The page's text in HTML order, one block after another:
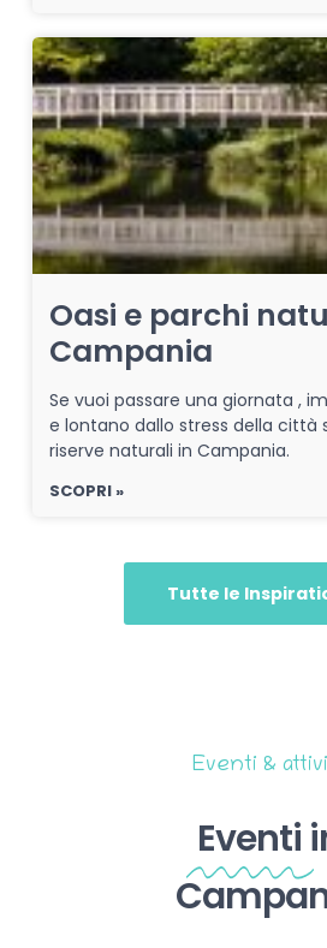
Oasi e parchi
Campania
Se vuoi passare una giornata ,
e lontano dallo stress della città
riserve naturali in Campania.
SCOPRI »
Tutte le
Eventi &
Eventi